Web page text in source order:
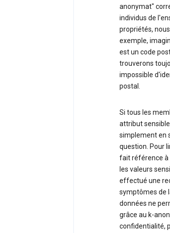
anonymat"
individus de
propriétés,
exemple,
est un code
trouverons
impossible
postal.
Si tous les
attribut
simplement en
question. Pour
fait référence à
les valeurs
effectué une
symptômes de
données ne
grâce au k-
confidentialité,